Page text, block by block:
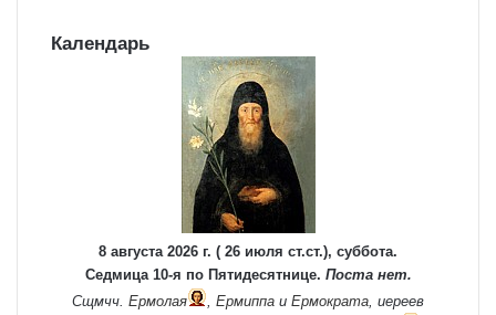
Календарь
8 августа 2026 г. ( 26 июля ст.ст.), суббота.
Седмица 10-я по Пятидесятнице. Поста нет.
Сщмчч. Ермолая Ермиппа и Ермократа , иереев